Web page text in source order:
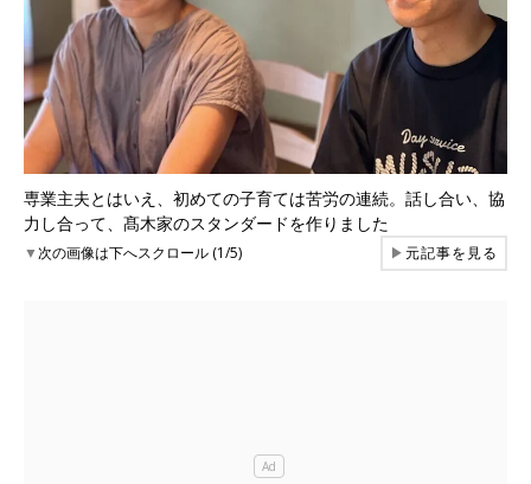
専業主夫とはいえ、初めての子育ては苦労の連続。話し合い、協
力し合って、髙木家のスタンダードを作りました
▼次の画像は下へスクロール (1/5) ▶元記事を見る